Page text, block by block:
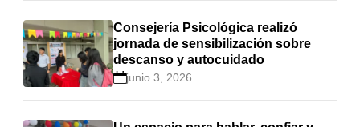
Consejería Psicológica realizó
jornada de sensibilización sobre
descanso y autocuidado
junio 3, 2026